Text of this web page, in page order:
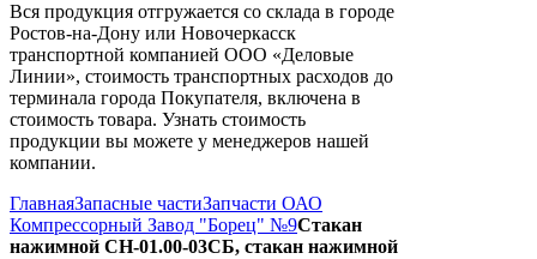
Вся продукция отгружается со склада в городе
Ростов-на-Дону или Новочеркасск
транспортной компанией ООО «Деловые
Линии», стоимость транспортных расходов до
терминала города Покупателя, включена в
стоимость товара. Узнать стоимость
продукции вы можете у менеджеров нашей
компании.
ГлавнаяЗапасные частиЗапчасти ОАО
Компрессорный Завод "Борец" №9Стакан
нажимной СН-01.00-03СБ, стакан нажимной